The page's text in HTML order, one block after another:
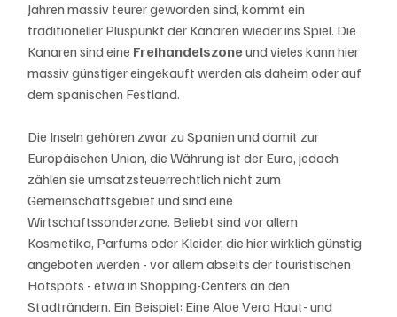
Jahren massiv teurer geworden sind, kommt ein
traditioneller Pluspunkt der Kanaren wieder ins Spiel. Die
Kanaren sind eine Freihandelszone und vieles kann hier
massiv günstiger eingekauft werden als daheim oder auf
dem spanischen Festland.
Die Inseln gehören zwar zu Spanien und damit zur
Europäischen Union, die Währung ist der Euro, jedoch
zählen sie umsatzsteuerrechtlich nicht zum
Gemeinschaftsgebiet und sind eine
Wirtschaftssonderzone. Beliebt sind vor allem
Kosmetika, Parfums oder Kleider, die hier wirklich günstig
angeboten werden - vor allem abseits der touristischen
Hotspots - etwa in Shopping-Centers an den
Stadträndern. Ein Beispiel: Eine Aloe Vera Haut- und